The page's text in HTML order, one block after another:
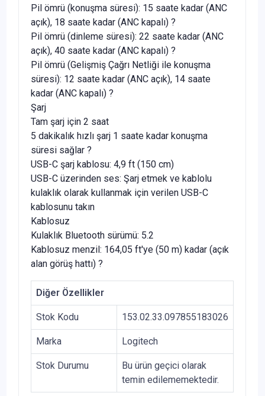
Pil ömrü (konuşma süresi): 15 saate kadar (ANC
açık), 18 saate kadar (ANC kapalı) ?
Pil ömrü (dinleme süresi): 22 saate kadar (ANC
açık), 40 saate kadar (ANC kapalı) ?
Pil ömrü (Gelişmiş Çağrı Netliği ile konuşma
süresi): 12 saate kadar (ANC açık), 14 saate
kadar (ANC kapalı) ?
Şarj
Tam şarj için 2 saat
5 dakikalık hızlı şarj 1 saate kadar konuşma
süresi sağlar ?
USB-C şarj kablosu: 4,9 ft (150 cm)
USB-C üzerinden ses: Şarj etmek ve kablolu
kulaklık olarak kullanmak için verilen USB-C
kablosunu takın
Kablosuz
Kulaklık Bluetooth sürümü: 5.2
Kablosuz menzil: 164,05 ft'ye (50 m) kadar (açık
alan görüş hattı) ?
Diğer Özellikler
Stok Kodu 153.02.33.097855183026
Marka Logitech
Stok Durumu
Bu ürün geçici olarak
temin edilememektedir.